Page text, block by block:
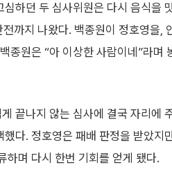
하던 두 심사위원은 다시 음식을
까지 나왔다. 백종원이 정호영을,
종원은 “아 이상한 사람이네”라며
끝나지 않는 심사에 결국 자리에
다. 정호영은 패배 판정을 받았지
하며 다시 한번 기회를 얻게 됐다.